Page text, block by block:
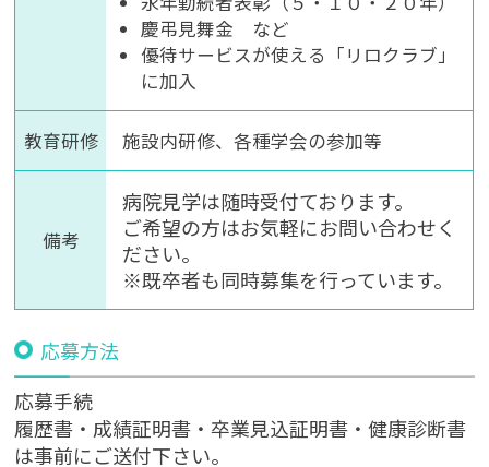
慶弔見舞金 など
優待サービスが使える「リロクラブ」
に加入
教育研修 施設内研修、各種学会の参加等
備考
病院見学は随時受付ております。
ご希望の方はお気軽にお問い合わせく
ださい。
※既卒者も同時募集を行っています。
応募方法
応募手続
履歴書・成績証明書・卒業見込証明書・健康診断書
は事前にご送付下さい。